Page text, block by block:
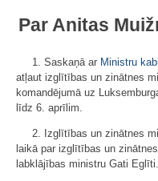
Par Anitas
1. Saskaņā ar Ministru
atļaut izglītības un zinātnes
komandējumā uz
līdz 6. aprīlim.
2. Izglītības un zinātnes
laikā par izglītības un
labklājības ministru Gati Eglīti.